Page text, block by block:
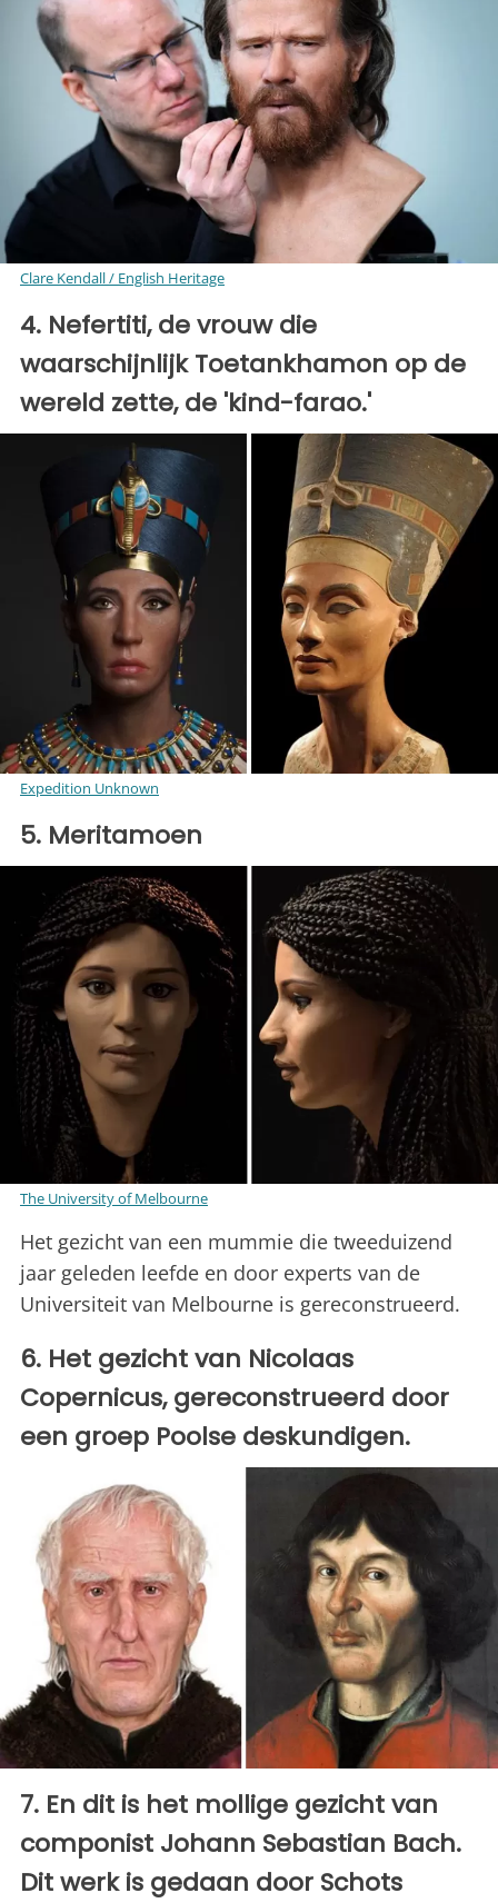
Clare Kendall / English Heritage
4. Nefertiti, de vrouw die
waarschijnlijk Toetankhamon op de
wereld zette, de 'kind-farao.'
Expedition Unknown
5. Meritamoen
The University of Melbourne
Het gezicht van een mummie die tweeduizend
jaar geleden leefde en door experts van de
Universiteit van Melbourne is gereconstrueerd.
6. Het gezicht van Nicolaas
Copernicus, gereconstrueerd door
een groep Poolse deskundigen.
7. En dit is het mollige gezicht van
componist Johann Sebastian Bach.
Dit werk is gedaan door Schots